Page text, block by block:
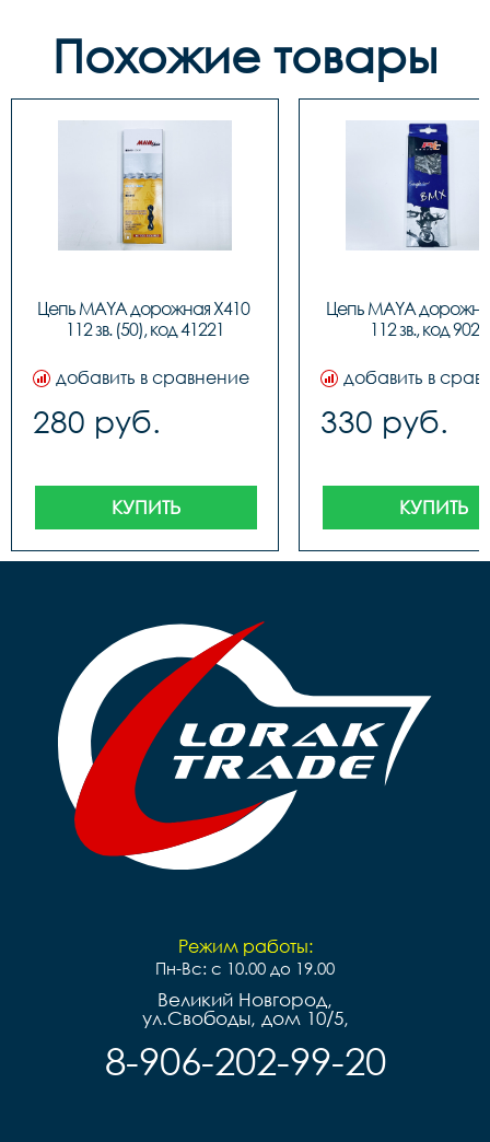
Похожие товары
Цепь MAYA дорожная X410
112 зв. (50), код 41221
добавить в сравнение
280 руб.
КУПИТЬ
Цепь MAYA
112 зв., код
добавить в
330 руб.
КУПИТЬ
Режим работы:
Пн-Вс: с 10.00 до 19.00
Великий Новгород,
ул.Свободы, дом 10/5,
8-906-202-99-20